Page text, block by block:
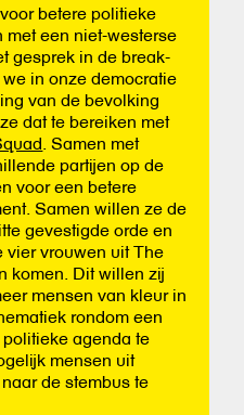
betere politieke
met een niet-westerse
gesprek in de break-
in onze democratie
van de bevolking
dat te bereiken met
. Samen met
partijen op de
voor een betere
Samen willen ze de
gevestigde orde en
vier vrouwen uit The
komen. Dit willen zij
mensen van kleur in
rondom een
agenda te
mensen uit
de stembus te